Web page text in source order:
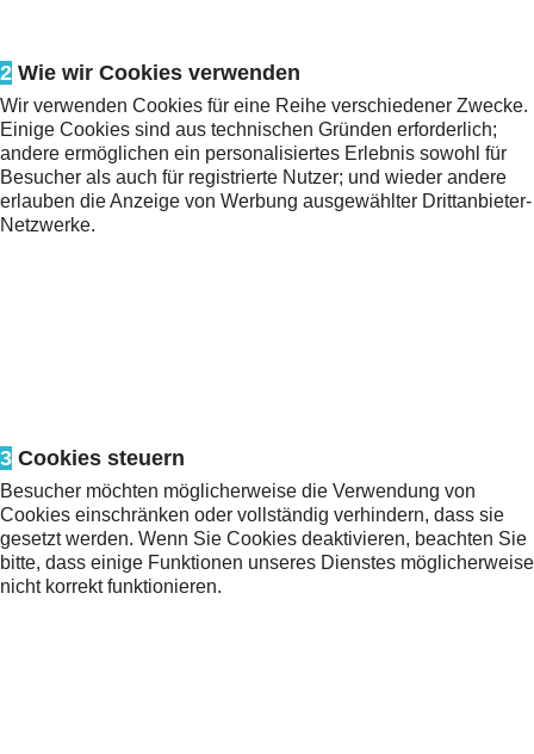
2 Wie wir Cookies verwenden
Wir verwenden Cookies für eine Reihe verschiedener Zwecke.
Einige Cookies sind aus technischen Gründen erforderlich;
andere ermöglichen ein personalisiertes Erlebnis sowohl für
Besucher als auch für registrierte Nutzer; und wieder andere
erlauben die Anzeige von Werbung ausgewählter Drittanbieter-
Netzwerke.
3 Cookies steuern
Besucher möchten möglicherweise die Verwendung von
Cookies einschränken oder vollständig verhindern, dass sie
gesetzt werden. Wenn Sie Cookies deaktivieren, beachten Sie
bitte, dass einige Funktionen unseres Dienstes möglicherweise
nicht korrekt funktionieren.